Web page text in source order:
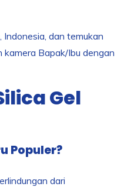
dan temukan
kamera Bapak/Ibu dengan
Gel
Populer?
dari